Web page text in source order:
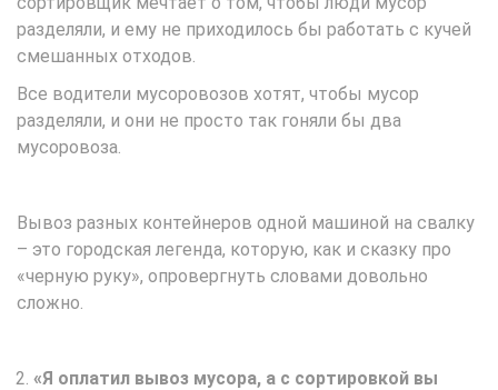
разделяли, и ему не приходилось бы работать с кучей
смешанных отходов.
Все водители мусоровозов хотят, чтобы мусор
разделяли, и они не просто так гоняли бы два
мусоровоза.
Вывоз разных контейнеров одной машиной на свалку
– это городская легенда, которую, как и сказку про
«черную руку», опровергнуть словами довольно
сложно.
«Я оплатил вывоз мусора, а с сортировкой вы